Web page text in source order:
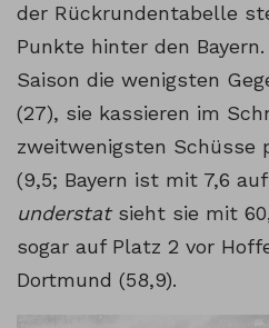
der Rückrundentabelle
Punkte hinter den
Saison die wenigsten
(27), sie kassieren im
zweitwenigsten Schüsse
(9,5; Bayern ist mit 7,6
understatsieht sie mit
sogar auf Platz 2 vor
Dortmund (58,9).